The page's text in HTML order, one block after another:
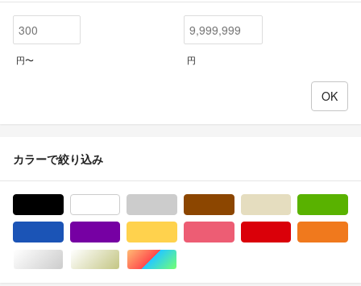
円〜 円
カラーで絞り込み
シルバー/銀色系ゴールド/金色系マルチカラー